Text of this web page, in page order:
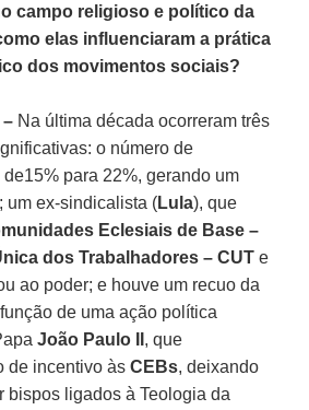
campo religioso e político da
elas influenciaram a prática
dos movimentos sociais?
– Na última década ocorreram três
o número de
para 22%, gerando um
um ex-sindicalista (Lula), que
Eclesiais de Base –
dos Trabalhadores – CUT e
ao poder; e houve um recuo da
de uma ação política
João Paulo II , que
de incentivo àsCEBs, deixando
bispos ligados à Teologia da